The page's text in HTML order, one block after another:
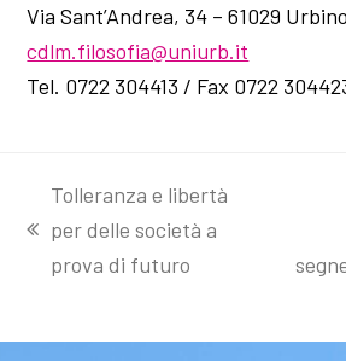
Via Sant’Andrea, 34 – 61029 Urbino
cdlm.filosofia@uniurb.it
Tel. 0722 304413 / Fax 0722
post
precedente:
Tolleranza e libertà
per delle società a
prova di futuro